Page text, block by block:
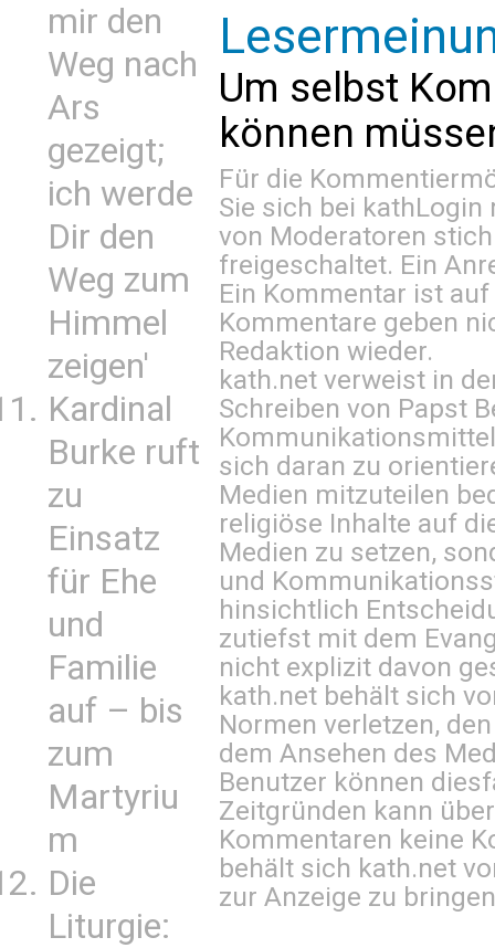
mir den
Weg nach
Ars
gezeigt;
ich werde
Dir den
Weg zum
Himmel
zeigen'
Kardinal
Burke ruft
zu
Einsatz
für Ehe
und
Familie
auf – bis
zum
Martyriu
m
Die
Liturgie:
Um selbst
können
Für die
Sie sich bei kathLogin
von Moderatoren
freigeschaltet. Ein
Ein Kommentar ist
Kommentare geben
Redaktion wieder.
kath.net verweist in
Schreiben von Papst
sich daran zu
Medien mitzuteilen
religiöse Inhalte auf
Medien zu setzen,
und
hinsichtlich
zutiefst mit dem
nicht explizit davon
kath.net behält sich
Normen verletzen,
dem Ansehen des
Benutzer können
Zeitgründen kann
Kommentaren keine
behält sich kath.net
zur Anzeige zu